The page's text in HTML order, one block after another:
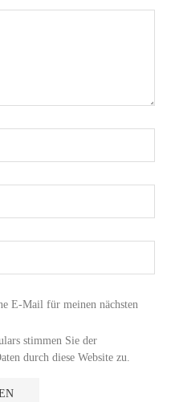
E-Mail für meinen nächsten
stimmen Sie der
durch diese Website zu.